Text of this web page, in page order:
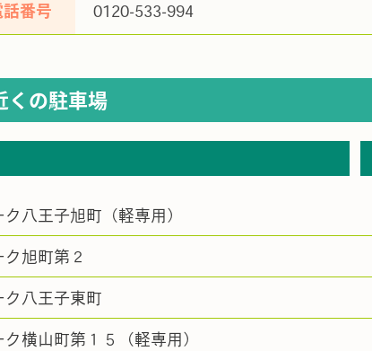
番号 0120-533-994
くの駐車場
ク八王子旭町（軽専用）
ク旭町第２
ク八王子東町
ク横山町第１５（軽専用）